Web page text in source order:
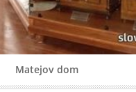
Matejov dom